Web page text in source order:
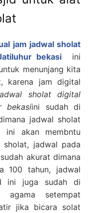
jam jadwal sholat
bekasi ini
menunjang kita
karena jam digital
sholat digital
bekasiini sudah di
jadwal sholat
akan membntu
sholat, jadwal pada
akurat dimana
100 tahun, jadwal
ini juga sudah di
agama setempat
jika bicara solat